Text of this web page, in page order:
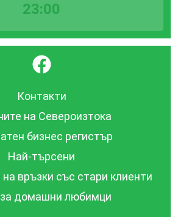
23:00
}
Контакти
на Североизтока
бизнес регистър
Най-търсени
връзки със стари клиенти
домашни любимци